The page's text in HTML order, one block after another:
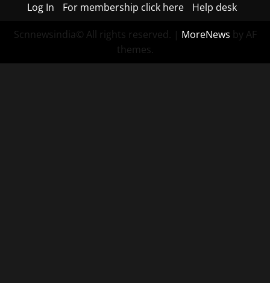
Log In
For membership click here Help desk
Scnnewsindia© All rights reserved. | MoreNews by AF
themes.